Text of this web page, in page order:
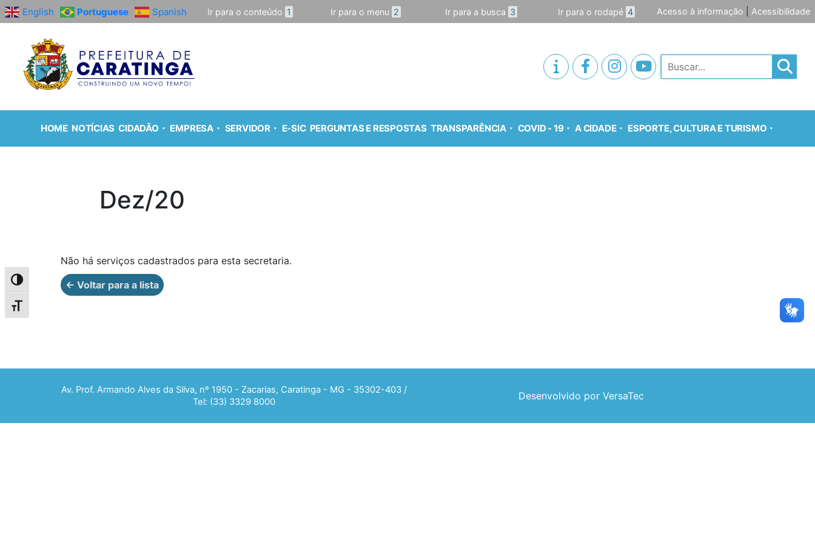
Alternar alto contraste
Alternar tamanho da fonte
English Portuguese Spanish Ir para o conteúdo 1 Ir para o menu 2 Ir para a busca 3 Ir para o rodapé 4 Acesso à informação Acessibilidade
Pesquisar
HOME NOTÍCIAS CIDADÃO EMPRESA SERVIDOR E-SIC PERGUNTAS E RESPOSTAS TRANSPARÊNCIA COVID - 19 A CIDADE ESPORTE, CULTURA E TURISMO
Dez/20
Não há serviços cadastrados para esta secretaria.
← Voltar para a lista
Av. Prof. Armando Alves da Silva, nº 1950 - Zacarias, Caratinga - MG - 35302-403 /
Tel: (33) 3329 8000
Desenvolvido por VersaTec